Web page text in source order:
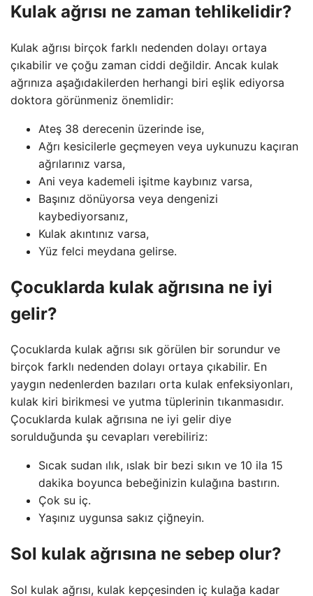
Kulak ağrısı ne zaman tehlikelidir?
Kulak ağrısı birçok farklı nedenden dolayı ortaya
çıkabilir ve çoğu zaman ciddi değildir. Ancak kulak
ağrınıza aşağıdakilerden herhangi biri eşlik ediyorsa
doktora görünmeniz önemlidir:
Ateş 38 derecenin üzerinde ise,
Ağrı kesicilerle geçmeyen veya uykunuzu kaçıran
ağrılarınız varsa,
Ani veya kademeli işitme kaybınız varsa,
Başınız dönüyorsa veya dengenizi
kaybediyorsanız,
Kulak akıntınız varsa,
Yüz felci meydana gelirse.
Çocuklarda kulak ağrısına ne iyi
gelir?
Çocuklarda kulak ağrısı sık görülen bir sorundur ve
birçok farklı nedenden dolayı ortaya çıkabilir. En
yaygın nedenlerden bazıları orta kulak enfeksiyonları,
kulak kiri birikmesi ve yutma tüplerinin tıkanmasıdır.
Çocuklarda kulak ağrısına ne iyi gelir diye
sorulduğunda şu cevapları verebiliriz:
Sıcak sudan ılık, ıslak bir bezi sıkın ve 10 ila 15
dakika boyunca bebeğinizin kulağına bastırın.
Çok su iç.
Yaşınız uygunsa sakız çiğneyin.
Sol kulak ağrısına ne sebep olur?
Sol kulak ağrısı, kulak kepçesinden iç kulağa kadar